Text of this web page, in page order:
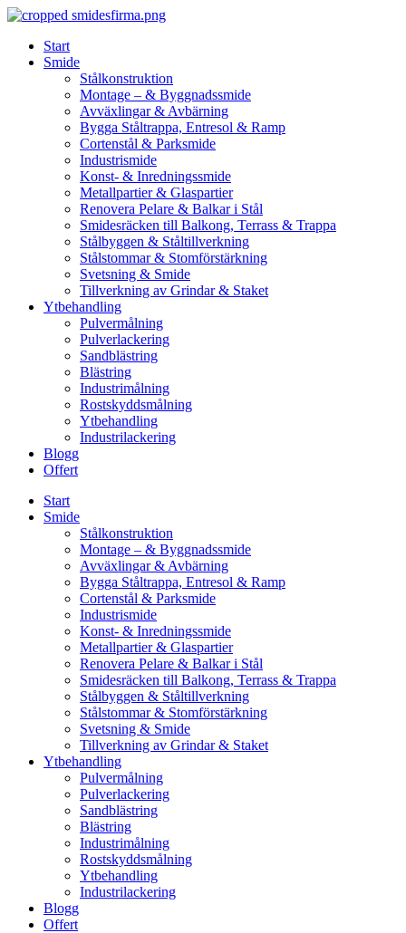
Skip
contentStart
Smide
Stålkonstruktion
Montage – & Byggnadssmide
Avväxlingar & Avbärning
Bygga Ståltrappa, Entresol & Ramp
Cortenstål & Parksmide
Industrismide
Konst- & Inredningssmide
Metallpartier & Glaspartier
Renovera Pelare & Balkar i Stål
Smidesräcken till Balkong, Terrass & Trappa
Stålbyggen & Ståltillverkning
Stålstommar & Stomförstärkning
Svetsning & Smide
Tillverkning av Grindar & Staket
Ytbehandling
Pulvermålning
Pulverlackering
Sandblästring
Blästring
Industrimålning
Rostskyddsmålning
Ytbehandling
Industrilackering
Blogg
Offert
Start
Smide
Stålkonstruktion
Montage – & Byggnadssmide
Avväxlingar & Avbärning
Bygga Ståltrappa, Entresol & Ramp
Cortenstål & Parksmide
Industrismide
Konst- & Inredningssmide
Metallpartier & Glaspartier
Renovera Pelare & Balkar i Stål
Smidesräcken till Balkong, Terrass & Trappa
Stålbyggen & Ståltillverkning
Stålstommar & Stomförstärkning
Svetsning & Smide
Tillverkning av Grindar & Staket
Ytbehandling
Pulvermålning
Pulverlackering
Sandblästring
Blästring
Industrimålning
Rostskyddsmålning
Ytbehandling
Industrilackering
Blogg
Offert